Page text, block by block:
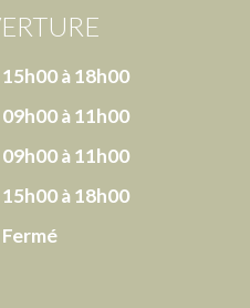
15h00 à 18h00
09h00 à 11h00
09h00 à 11h00
15h00 à 18h00
Fermé